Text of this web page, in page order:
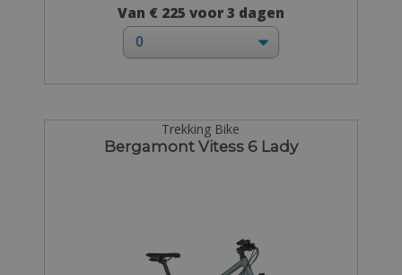
Van € 225 voor 3 dagen
Trekking Bike
Bergamont Vitess 6 Lady